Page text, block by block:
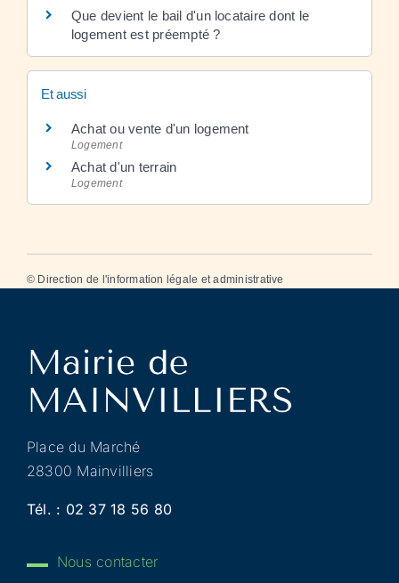
Que devient le bail d'un locataire dont le
logement est préempté ?
Et aussi
Achat ou vente d'un logement
Logement
Achat d'un terrain
Logement
© Direction de l'information légale et administrative
Place du Marché
28300 Mainvilliers
Tél. : 02 37 18 56 80
Nous contacter